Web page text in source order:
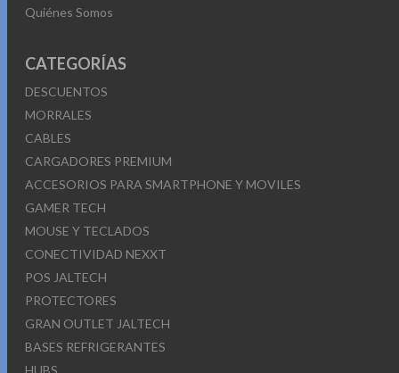
Quiénes Somos
CATEGORÍAS
DESCUENTOS
MORRALES
CABLES
CARGADORES PREMIUM
ACCESORIOS PARA SMARTPHONE Y MOVILES
GAMER TECH
MOUSE Y TECLADOS
CONECTIVIDAD NEXXT
POS JALTECH
PROTECTORES
GRAN OUTLET JALTECH
BASES REFRIGERANTES
HUBS